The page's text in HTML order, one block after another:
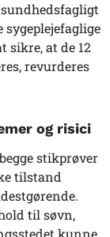
sygeplejefaglige
sikre, at de 12
revurderes
og risici
stikprøver
tilstand
til søvn,
kunne